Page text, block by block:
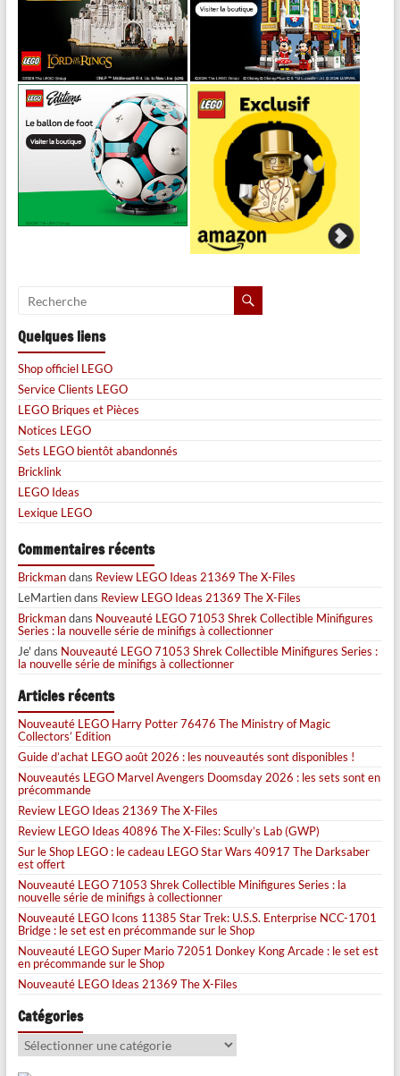
Quelques liens
Shop officiel LEGO
Service Clients LEGO
LEGO Briques et Pièces
Notices LEGO
Sets LEGO bientôt abandonnés
Bricklink
LEGO Ideas
Lexique LEGO
Commentaires récents
Brickmandans Review LEGO Ideas 21369 The X-Files
LeMartiendans Review LEGO Ideas 21369 The X-Files
Brickmandans Nouveauté LEGO 71053 Shrek Collectible Minifigures
Series : la nouvelle série de minifigs à collectionner
Je' dans Nouveauté LEGO 71053 Shrek Collectible Minifigures Series :
la nouvelle série de minifigs à collectionner
Articles récents
Nouveauté LEGO Harry Potter 76476 The Ministry of Magic
Collectors’ Edition
Guide d’achat LEGO août 2026 : les nouveautés sont disponibles !
Nouveautés LEGO Marvel Avengers Doomsday 2026 : les sets sont en
précommande
Review LEGO Ideas 21369 The X-Files
Review LEGO Ideas 40896 The X-Files: Scully’s Lab (GWP)
Sur le Shop LEGO : le cadeau LEGO Star Wars 40917 The Darksaber
est offert
Nouveauté LEGO 71053 Shrek Collectible Minifigures Series : la
nouvelle série de minifigs à collectionner
Nouveauté LEGO Icons 11385 Star Trek: U.S.S. Enterprise NCC-1701
Bridge : le set est en précommande sur le Shop
Nouveauté LEGO Super Mario 72051 Donkey Kong Arcade : le set est
en précommande sur le Shop
Nouveauté LEGO Ideas 21369 The X-Files
Catégories
Catégories